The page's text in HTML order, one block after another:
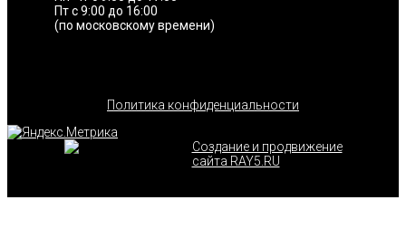
Пт с 9:00 до 16:00
(по московскому времени)
Политика конфиденциальности
Создание и продвижение
сайта RAY5.RU